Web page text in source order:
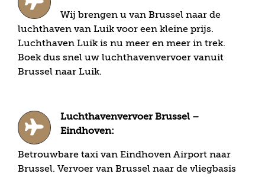
Wij brengen u van Brussel naar de
luchthaven van Luik voor een kleine prijs.
Luchthaven Luik is nu meer en meer in trek.
Boek dus snel uw luchthavenvervoer vanuit
Brussel naar Luik.
Luchthavenvervoer Brussel –
Eindhoven:
Betrouwbare taxi van Eindhoven Airport naar
Brussel. Vervoer van Brussel naar de vliegbasis